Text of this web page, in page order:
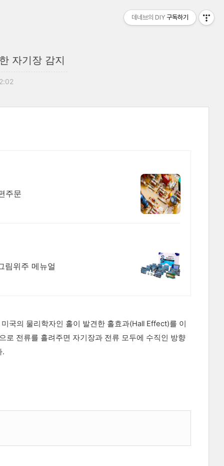
자기장 감지
주문
림위주 메뉴얼
국의 물리학자인 홀이 발견한 홀효과(Hall Effect)를 이
로 전류를 흘려주면 자기장과 전류 모두에 수직인 방향
.
데네브의 DIY 구독하기